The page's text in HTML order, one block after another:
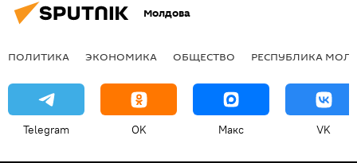
Молдова
ПОЛИТИКА ЭКОНОМИКА ОБЩЕСТВО РЕСПУБЛИКА
Telegram OK Макс VK